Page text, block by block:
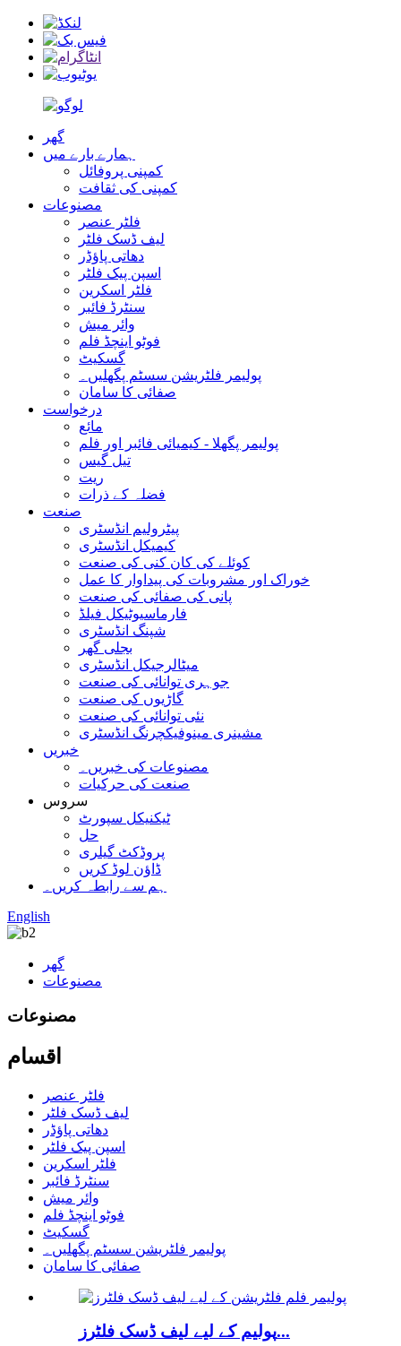
گھر
ہمارے بارے میں
کمپنی پروفائل
کمپنی کی ثقافت
مصنوعات
فلٹر عنصر
لیف ڈسک فلٹر
دھاتی پاؤڈر
اسپن پیک فلٹر
فلٹر اسکرین
سنٹرڈ فائبر
وائر میش
فوٹو اینچڈ فلم
گسکیٹ
پولیمر فلٹریشن سسٹم پگھلیں۔
صفائی کا سامان
درخواست
مائع
پولیمر پگھلا - کیمیائی فائبر اور فلم
تیل گیس
ریت
فضلہ کے ذرات
صنعت
پیٹرولیم انڈسٹری
کیمیکل انڈسٹری
کوئلے کی کان کنی کی صنعت
خوراک اور مشروبات کی پیداوار کا عمل
پانی کی صفائی کی صنعت
فارماسیوٹیکل فیلڈ
شپنگ انڈسٹری
بجلی گھر
میٹالرجیکل انڈسٹری
جوہری توانائی کی صنعت
گاڑیوں کی صنعت
نئی توانائی کی صنعت
مشینری مینوفیکچرنگ انڈسٹری
خبریں
مصنوعات کی خبریں۔
صنعت کی حرکیات
سروس
ٹیکنیکل سپورٹ
حل
پروڈکٹ گیلری
ڈاؤن لوڈ کریں
ہم سے رابطہ کریں۔
English
گھر
مصنوعات
مصنوعات
اقسام
فلٹر عنصر
لیف ڈسک فلٹر
دھاتی پاؤڈر
اسپن پیک فلٹر
فلٹر اسکرین
سنٹرڈ فائبر
وائر میش
فوٹو اینچڈ فلم
گسکیٹ
پولیمر فلٹریشن سسٹم پگھلیں۔
صفائی کا سامان
پولیم کے لیے لیف ڈسک فلٹرز...